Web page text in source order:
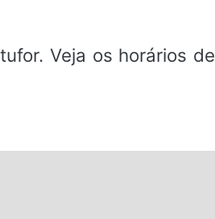
Veja os horários de